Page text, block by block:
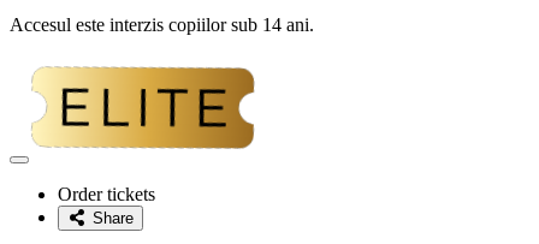
Accesul este interzis copiilor sub 14 ani.
Adaugă
favoriteOrder tickets
Share